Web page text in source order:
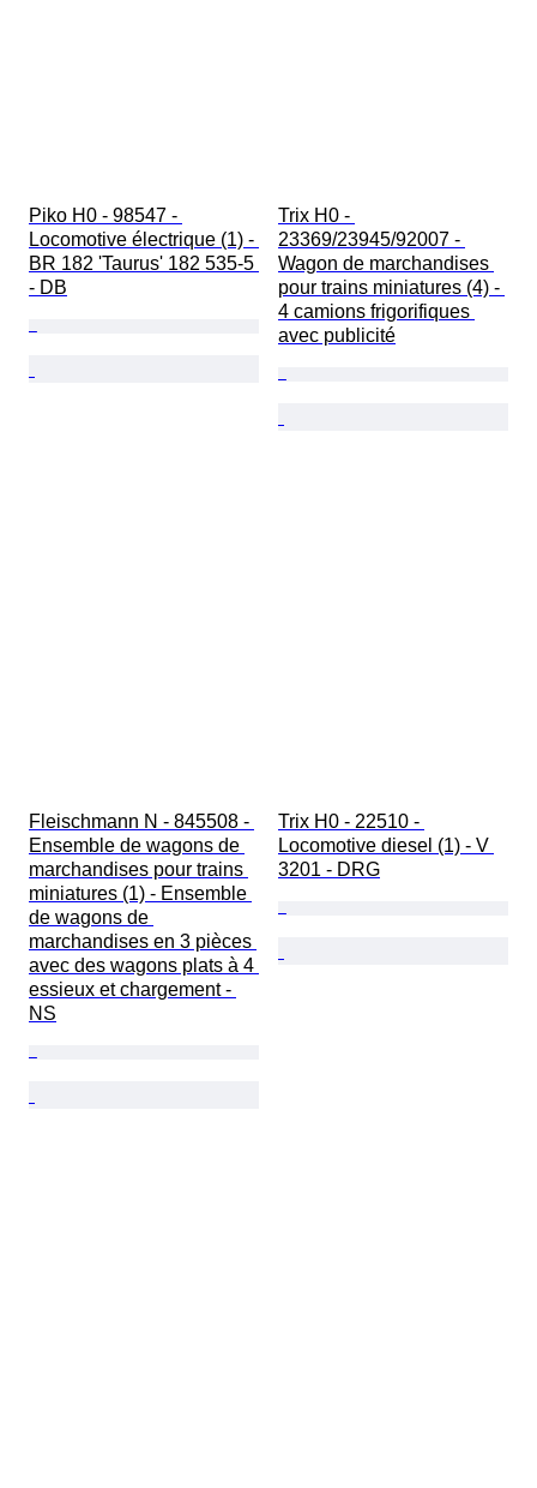
Piko H0 - 98547 -
Locomotive électrique (1) -
BR 182 'Taurus' 182 535-5
- DB
Trix H0 -
23369/23945/92007 -
Wagon de marchandises
pour trains miniatures (4) -
4 camions frigorifiques
avec publicité
Fleischmann N - 845508 -
Ensemble de wagons de
marchandises pour trains
miniatures (1) - Ensemble
de wagons de
marchandises en 3 pièces
avec des wagons plats à 4
essieux et chargement -
NS
Trix H0 - 22510 -
Locomotive diesel (1) - V
3201 - DRG